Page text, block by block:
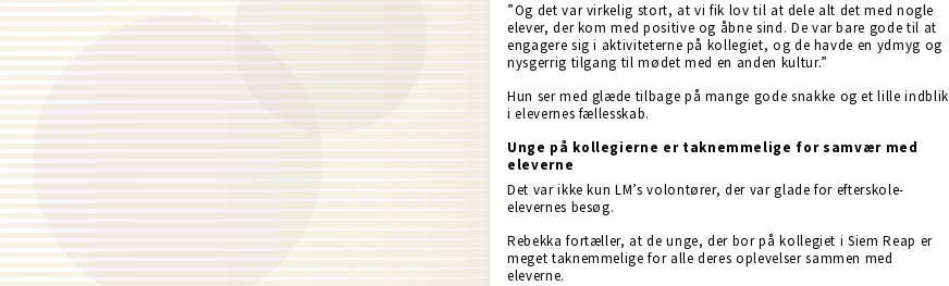
”Og det var virkelig stort, at vi fik lov til at dele alt det med nogle
elever, der kom med positive og åbne sind. De var bare gode til at
engagere sig i aktiviteterne på kollegiet, og de havde en ydmyg og
nysgerrig tilgang til mødet med en anden kultur.”
Hun ser med glæde tilbage på mange gode snakke og et lille indblik
i elevernes fællesskab.
Unge på kollegierne er taknemmelige for samvær med
eleverne
Det var ikke kun LM’s volontører, der var glade for efterskole-
elevernes besøg.
Rebekka fortæller, at de unge, der bor på kollegiet i Siem Reap er
meget taknemmelige for alle deres oplevelser sammen med
eleverne.